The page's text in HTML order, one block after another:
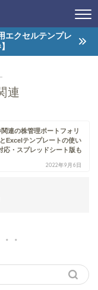
エクセルテンプレ
連
関連の株管理ポートフォリ
Excelテンプレートの使い
応・スプレッドシート版も
2022年9月6日